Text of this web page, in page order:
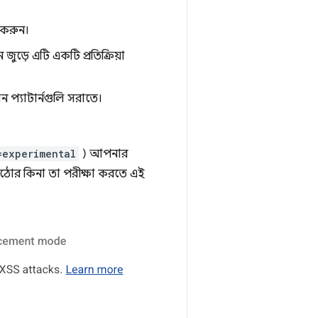
করুন।
এটি একটি প্রতিক্রিয়া
প্যাটার্নগুলি সরাতে।
) আপনার
কিনা তা পরীক্ষা করতে এই